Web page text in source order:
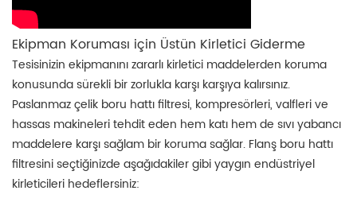
Ekipman Koruması için Üstün Kirletici Giderme
Tesisinizin ekipmanını zararlı kirletici maddelerden koruma
konusunda sürekli bir zorlukla karşı karşıya kalırsınız.
Paslanmaz çelik boru hattı filtresi, kompresörleri, valfleri ve
hassas makineleri tehdit eden hem katı hem de sıvı yabancı
maddelere karşı sağlam bir koruma sağlar. Flanş boru hattı
filtresini seçtiğinizde aşağıdakiler gibi yaygın endüstriyel
kirleticileri hedeflersiniz: